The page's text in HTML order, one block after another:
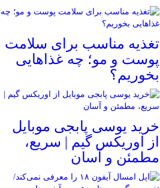
تغذیه مناسب برای سلامت
پوست و مو؛ چه غذاهایی
بخوریم؟
خرید یوسی پابجی موبایل
از اوریکس گیم | سریع،
مطمئن و آسان